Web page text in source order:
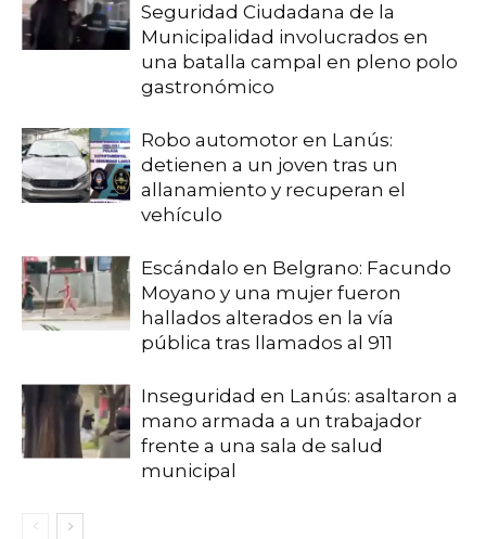
Seguridad Ciudadana de la
Municipalidad involucrados en
una batalla campal en pleno polo
gastronómico
Robo automotor en Lanús:
detienen a un joven tras un
allanamiento y recuperan el
vehículo
Escándalo en Belgrano: Facundo
Moyano y una mujer fueron
hallados alterados en la vía
pública tras llamados al 911
Inseguridad en Lanús: asaltaron a
mano armada a un trabajador
frente a una sala de salud
municipal